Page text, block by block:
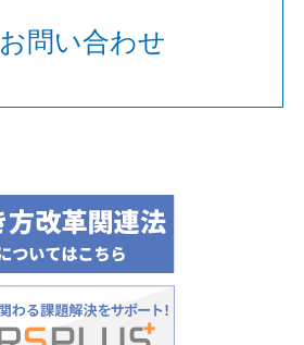
お問い合わせ